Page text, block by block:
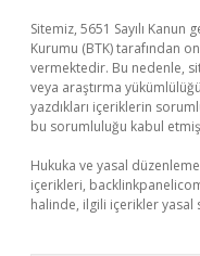
Sitemiz, 5651 Sayılı
Kurumu (BTK) tarafından
vermektedir. Bu nedenle,
veya araştırma
yazdıkları içeriklerin
bu sorumluluğu kabul etmiş
Hukuka ve yasal
içerikleri,
halinde, ilgili içerikler yasal